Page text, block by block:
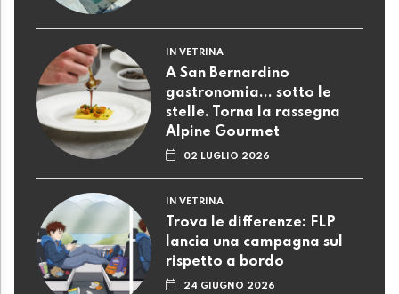
IN VETRINA
A San Bernardino
gastronomia... sotto le
stelle. Torna la rassegna
Alpine Gourmet
02 LUGLIO 2026
IN VETRINA
Trova le differenze: FLP
lancia una campagna sul
rispetto a bordo
24 GIUGNO 2026